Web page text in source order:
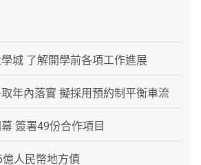
城 了解開學前各項工作進展
年內落實 擬採用預約制平衡車流
簽署49份合作項目
人民幣地方債